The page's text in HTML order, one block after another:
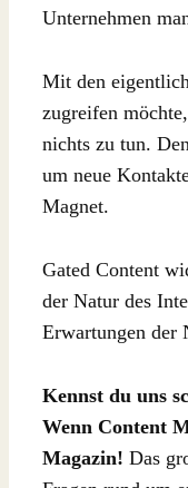
Unternehmen
Mit den
zugreifen
nichts zu tun.
um neue
Magnet.
Gated Content
der Natur des
Erwartungen der
Kennst du uns
Wenn Content
Magazin! Das